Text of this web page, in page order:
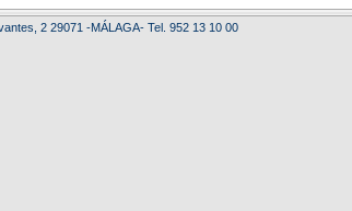
2 29071 -MÁLAGA- Tel. 952 13 10 00